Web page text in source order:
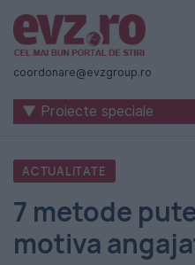
Știri
naționale
internaționale
România
-
Evenimentul
coordonare@evzgroup.ro
▼ Proiecte speciale
ACTUALITATE
7 metode
motiva